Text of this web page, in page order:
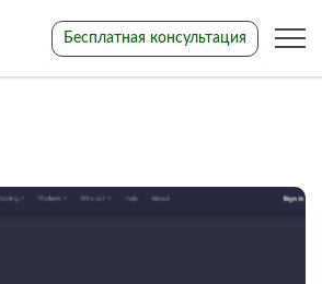
Бесплатная консультация